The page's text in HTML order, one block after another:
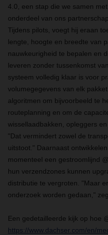
4.0, een stap die we samen
onderdeel van ons
Tijdens pilots, voegt hij eraan
lengte, hoogte en breedte van
nauwkeurigheid te bepalen en
leveren zonder tussenkomst
systeem volledig klaar is voor
volumegegevens van elk
algoritmen om bijvoorbeeld te
routeplanning en om de
wissellaadbakken, opleggers
"Dat vermindert zowel de
uitstoot." Daarnaast
momenteel een gestroomlijnd
hun verzendzones kunnen
distributie te vergroten. "Maar
onderzoek worden gedaan,"
Een gedetailleerde kijk op hoe
https://www.dachser.com/en/